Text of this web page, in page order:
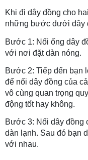
Khi đi dây đồng cho
những bước dưới đây
Bước 1: Nối ống dây
với nơi đặt dàn nóng.
Bước 2: Tiếp đến bạn
để nối dây đồng của
vô cùng quan trọng
động tốt hay không.
Bước 3: Nối dây đồng
dàn lạnh. Sau đó bạn
với nhau.